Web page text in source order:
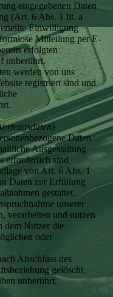
eingegebenen Daten
(Art. 6 Abs. 1 lit. a
Einwilligung
Mitteilung per E-
erfolgten
unberührt.
werden von uns
registriert sind und
Daten
Ausgestaltung
erforderlich sind
von Art. 6 Abs. 1
Daten zur Erfüllung
gestattet.
unserer
verarbeiten und nutzen
dem Nutzer die
oder
Abschluss des
gelöscht.
unberührt.